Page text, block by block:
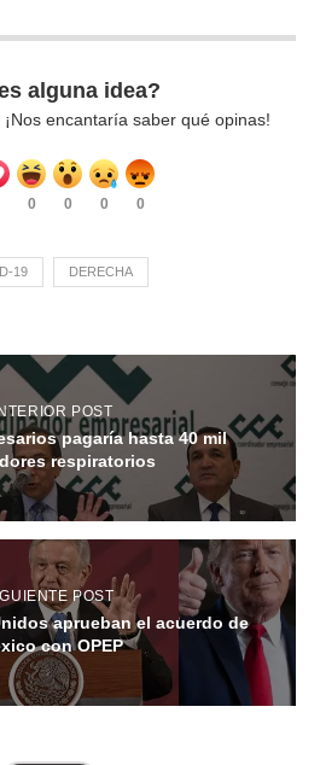
alguna idea?
encantaría saber qué opinas!
0 0 0 0
19 DERECHA
POST
pagaría hasta 40 mil
respiratorios
POST
aprueban el acuerdo de
con OPEP